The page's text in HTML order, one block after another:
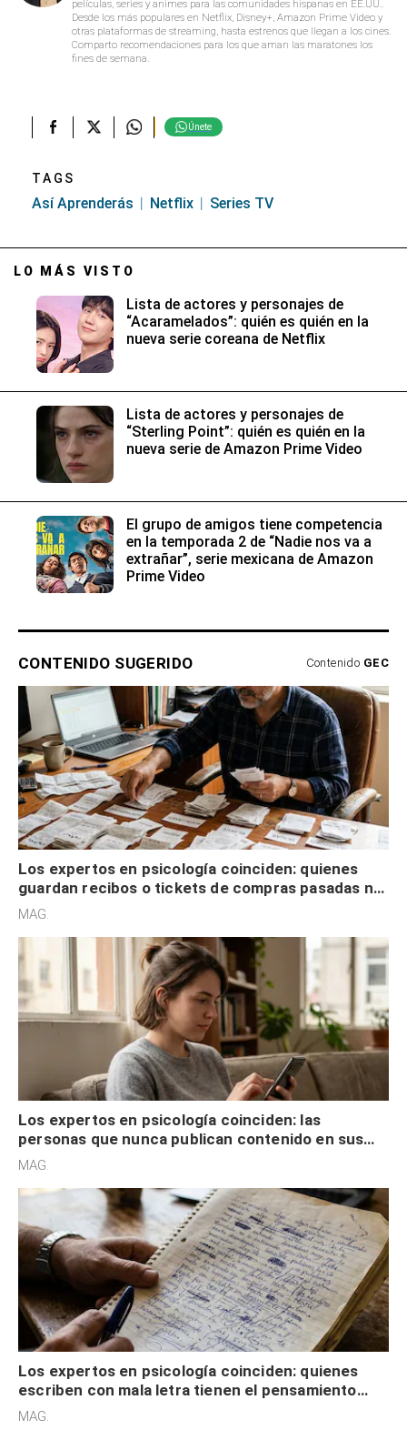
películas, series y animes para las comunidades hispanas en EE.UU..
Desde los más populares en Netflix, Disney+, Amazon Prime Video y
otras plataformas de streaming, hasta estrenos que llegan a los cines.
Comparto recomendaciones para los que aman las maratones los
fines de semana.
Únete
TAGS
Así Aprenderás Netflix Series TV
LO MÁS VISTO
Lista de actores y personajes de
“Acaramelados”: quién es quién en la
nueva serie coreana de Netflix
Lista de actores y personajes de
“Sterling Point”: quién es quién en la
nueva serie de Amazon Prime Video
El grupo de amigos tiene competencia
en la temporada 2 de “Nadie nos va a
extrañar”, serie mexicana de Amazon
Prime Video
CONTENIDO SUGERIDO Contenido GEC
Los expertos en psicología coinciden: quienes
guardan recibos o tickets de compras pasadas no
son acumuladores, sino que tienen necesidad de
MAG.
Los expertos en psicología coinciden: las
personas que nunca publican contenido en sus
redes sociales no pretenden buscar validación
MAG.
Los expertos en psicología coinciden: quienes
escriben con mala letra tienen el pensamiento
acelerado y no lo hacen por desinterés
MAG.